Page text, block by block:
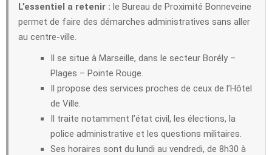
L’essentiel a retenir : le Bureau de Proximité Bonneveine
permet de faire des démarches administratives sans aller
au centre-ville.
Il se situe à Marseille, dans le secteur Borély –
Plages – Pointe Rouge.
Il propose des services proches de ceux de l’Hôtel
de Ville.
Il traite notamment l’état civil, les élections, la
police administrative et les questions militaires.
Ses horaires sont du lundi au vendredi, de 8h30 à